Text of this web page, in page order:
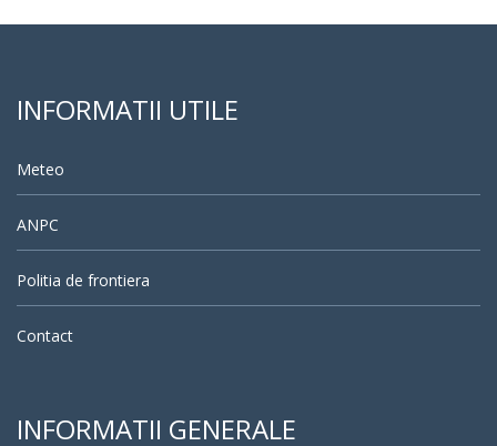
INFORMATII UTILE
Meteo
ANPC
Politia de frontiera
Contact
INFORMATII GENERALE